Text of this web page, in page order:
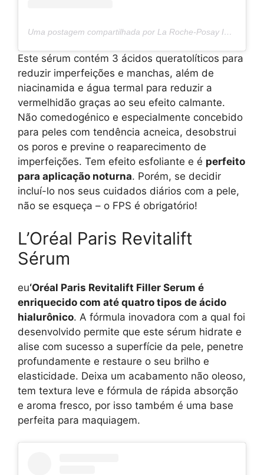
Uma postagem compartilhada por La Roche-Posay International (@larocheposay)
Este sérum contém 3 ácidos queratolíticos para
reduzir imperfeições e manchas, além de
niacinamida e água termal para reduzir a
vermelhidão graças ao seu efeito calmante.
Não comedogénico e especialmente concebido
para peles com tendência acneica, desobstrui
os poros e previne o reaparecimento de
imperfeições. Tem efeito esfoliante e é perfeito
para aplicação noturna. Porém, se decidir
incluí-lo nos seus cuidados diários com a pele,
não se esqueça – o FPS é obrigatório!
L’Oréal Paris Revitalift
Sérum
eu‘Oréal Paris Revitalift Filler Serum é
enriquecido com até quatro tipos de ácido
hialurônico. A fórmula inovadora com a qual foi
desenvolvido permite que este sérum hidrate e
alise com sucesso a superfície da pele, penetre
profundamente e restaure o seu brilho e
elasticidade. Deixa um acabamento não oleoso,
tem textura leve e fórmula de rápida absorção
e aroma fresco, por isso também é uma base
perfeita para maquiagem.